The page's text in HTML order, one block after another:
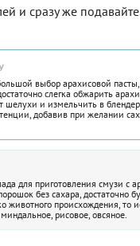
и сразу же
выбор арахисовой
слегка обжарить
шелухи и измельчить в
добавив при желании
для приготовления смузи с
без сахара, достаточно
животного происхождения, то
рисовое, овсяное.